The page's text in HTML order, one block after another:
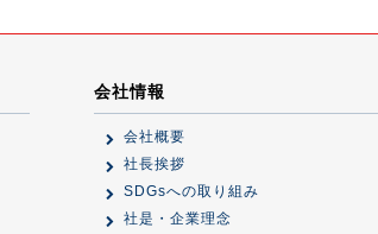
会社情報
会社概要
社長挨拶
SDGsへの取り組み
社是・企業理念